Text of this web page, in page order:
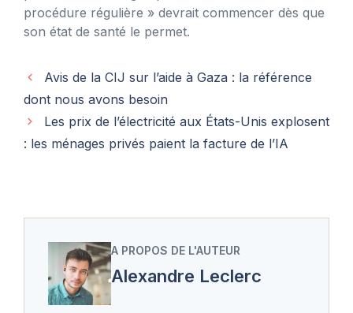
procédure régulière » devrait commencer dès que
son état de santé le permet.
Avis de la CIJ sur l’aide à Gaza : la référence
dont nous avons besoin
Les prix de l’électricité aux États-Unis explosent
: les ménages privés paient la facture de l’IA
A PROPOS DE L'AUTEUR
Alexandre Leclerc